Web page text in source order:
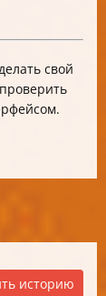
свой
историю